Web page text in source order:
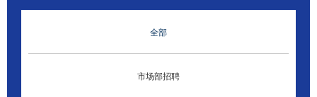
全部
市场部招聘